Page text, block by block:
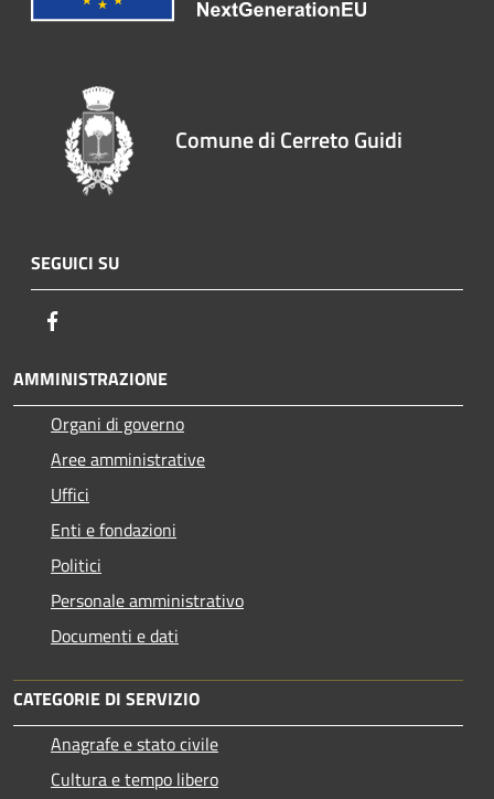
Comune di Cerreto Guidi
SEGUICI SU
AMMINISTRAZIONE
Organi di governo
Aree amministrative
Uffici
Enti e fondazioni
Politici
Personale amministrativo
Documenti e dati
CATEGORIE DI SERVIZIO
Anagrafe e stato civile
Cultura e tempo libero